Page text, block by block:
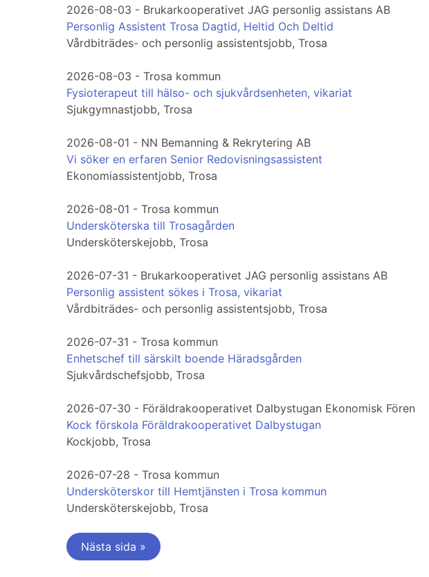
2026-08-03 - Brukarkooperativet JAG personlig assistans AB
Personlig Assistent Trosa Dagtid, Heltid Och Deltid
Vårdbiträdes- och personlig assistentsjobb, Trosa
2026-08-03 - Trosa kommun
Fysioterapeut till hälso- och sjukvårdsenheten, vikariat
Sjukgymnastjobb, Trosa
2026-08-01 - NN Bemanning & Rekrytering AB
Vi söker en erfaren Senior Redovisningsassistent
Ekonomiassistentjobb, Trosa
2026-08-01 - Trosa kommun
Undersköterska till Trosagården
Undersköterskejobb, Trosa
2026-07-31 - Brukarkooperativet JAG personlig assistans AB
Personlig assistent sökes i Trosa, vikariat
Vårdbiträdes- och personlig assistentsjobb, Trosa
2026-07-31 - Trosa kommun
Enhetschef till särskilt boende Häradsgården
Sjukvårdschefsjobb, Trosa
2026-07-30 - Föräldrakooperativet Dalbystugan Ekonomisk Fören
Kock förskola Föräldrakooperativet Dalbystugan
Kockjobb, Trosa
2026-07-28 - Trosa kommun
Undersköterskor till Hemtjänsten i Trosa kommun
Undersköterskejobb, Trosa
Nästa sida »